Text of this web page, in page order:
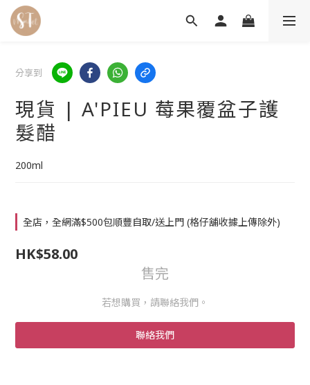
分享到
現貨 | A'PIEU 莓果覆盆子護
髮醋
200ml
全店，全網滿$500包順豐自取/送上門 (格仔舖收據上傳除外)
HK$58.00
售完
若想購買，請聯絡我們。
聯絡我們